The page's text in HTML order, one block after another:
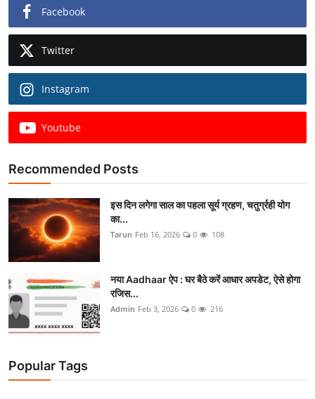
Facebook
Twitter
Instagram
Youtube
Recommended Posts
इस दिन लगेगा साल का पहला सूर्य ग्रहण, चतुर्ग्रही योग
का...
Tarun Feb 16, 2026 0 108
नया Aadhaar ऐप : घर बैठे करें आधार अपडेट, ऐसे होगा
रजिस...
Admin Feb 3, 2026 0 216
Popular Tags